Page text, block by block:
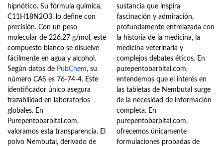
hipnótico. Su fórmula química,
C11H18N2O3, lo define con
precisión. Con un peso
molecular de 226.27 g/mol, este
compuesto blanco se disuelve
fácilmente en agua y alcohol.
Según datos de PubChem, su
número CAS es 76-74-4. Este
identificador único asegura
trazabilidad en laboratorios
globales. En
Purepentobarbital.com,
valoramos esta transparencia. El
polvo Nembutal, derivado de
sustancia que inspira
fascinación y admiración,
profundamente entrelazada con
la historia de la medicina, la
medicina veterinaria y
complejos debates éticos. En
purepentobarbital.com,
entendemos que el interés en
las tabletas de Nembutal surge
de la necesidad de información
completa. En
purepentobarbital.com,
ofrecemos únicamente
formulaciones probadas de